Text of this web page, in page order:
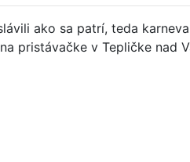
ako sa patrí, teda
pristávačke v Tepličke nad